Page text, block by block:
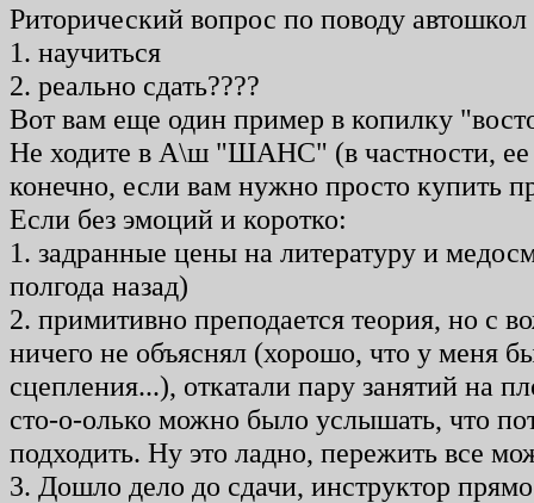
Риторический вопрос по поводу
1. научиться
2. реально сдать????
Вот вам еще один пример в копилку
Не ходите в А\ш "ШАНС" (в частности, ее
конечно, если вам нужно просто купить
Если без эмоций и коротко:
1. задранные цены на литературу и
полгода назад)
2. примитивно преподается теория, но с
ничего не объяснял (хорошо, что у меня
сцепления...), откатали пару занятий на
сто-о-олько можно было услышать, что
подходить. Ну это ладно, пережить все
3. Дошло дело до сдачи, инструктор